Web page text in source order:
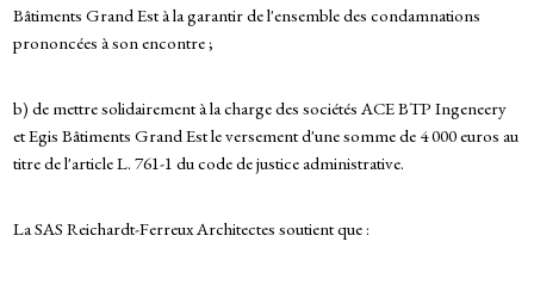
Bâtiments Grand Est à la garantir de l'ensemble des condamnations
prononcées à son encontre ;
b) de mettre solidairement à la charge des sociétés ACE BTP Ingeneery
et Egis Bâtiments Grand Est le versement d'une somme de 4 000 euros au
titre de l'article L. 761-1 du code de justice administrative.
La SAS Reichardt-Ferreux Architectes soutient que :